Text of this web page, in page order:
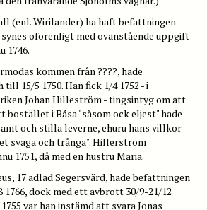
(enl. Wirilander) ha haft befattningen
synes oförenligt med ovanstående uppgift
1746.
kommen från ????, hade
15/5 1750. Han fick 1/4 1752 - i
Johan Hilleström - tingsintyg om att
bostället i Båsa "såsom ock eljest" hade
och stilla leverne, ehuru hans villkor
svaga och trånga". Hillerström
1751, då med en hustru Maria.
17 adlad Segersvärd, hade befattningen
1766, dock med ett avbrott 30/9-21/12
var han instämd att svara Jonas